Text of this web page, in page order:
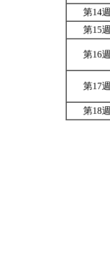
第14週
第15週
第16週
第17週
第18週